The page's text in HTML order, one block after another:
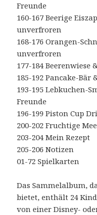
Freunde
160-167 Beerige
unverfroren
168-176 Orangen-
unverfroren
177-184 Beerenwiese
185-192 Pancake-Bär
193-195 Lebkuchen-
Freunde
196-199 Piston Cup
200-202 Fruchtige
203-204 Mein Rezept
205-206 Notizen
01-72 Spielkarten
Das Sammelalbum,
bietet, enthält 24
von einer Disney-